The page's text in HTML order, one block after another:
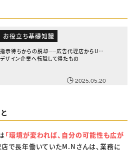
お役立ち基礎知識
指示待ちからの脱却──広告代理店からUX
デザイン企業へ転職して得たもの
2025.05.20
「環境が変われば、自分の可能性も広が
店で長年働いていたM.Nさんは、業務に